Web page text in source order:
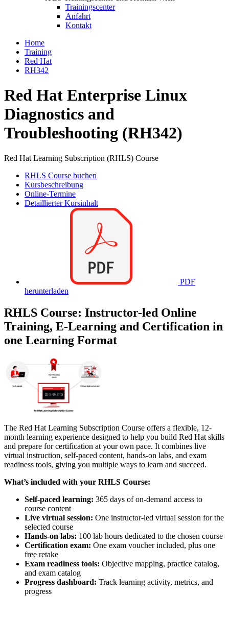
Trainingscenter
Anfahrt
Kontakt
Home
Training
Red Hat
RH342
Red Hat Enterprise Linux
Diagnostics and
Troubleshooting (RH342)
Red Hat Learning Subscription (RHLS) Course
RHLS Course buchen
Kursbeschreibung
Online-Termine
Detaillierter Kursinhalt
PDF
herunterladen
RHLS Course: Instructor-led Online
Training, E-Learning and Certification in
one Learning Format
The Red Hat Learning Subscription Course offers a flexible, 12-
month learning experience designed to help you build Red Hat skills
and prepare for certification at your own pace. It combines live
virtual instruction, self-paced content, hands-on labs, and exam
readiness tools, giving you multiple ways to learn and succeed.
What’s included with your RHLS Course:
Self-paced learning: 365 days of on-demand access to
course content
Live virtual session: One instructor-led virtual session for the
selected course
Hands-on labs: 100 lab hours dedicated to the chosen course
Certification exam: One exam voucher included, plus one
free retake
Exam readiness tools: Objective mapping, practice catalog,
and exam catalog
Progress dashboard: Track learning activity, metrics, and
progress